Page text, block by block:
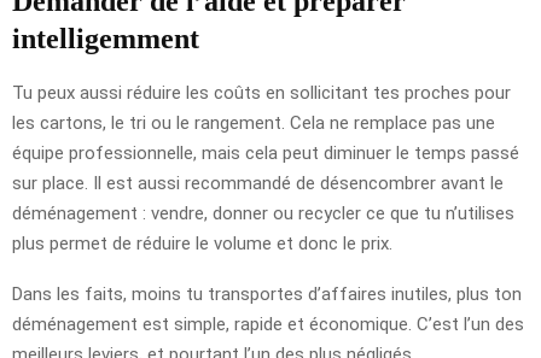
intelligemment
Tu peux aussi réduire les coûts en sollicitant tes proches pour
les cartons, le tri ou le rangement. Cela ne remplace pas une
équipe professionnelle, mais cela peut diminuer le temps passé
sur place. Il est aussi recommandé de désencombrer avant le
déménagement : vendre, donner ou recycler ce que tu n’utilises
plus permet de réduire le volume et donc le prix.
Dans les faits, moins tu transportes d’affaires inutiles, plus ton
déménagement est simple, rapide et économique. C’est l’un des